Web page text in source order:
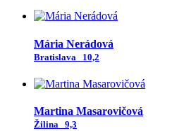
Mária Nerádová
Bratislava 10,2
Martina Masarovičová
Žilina 9,3